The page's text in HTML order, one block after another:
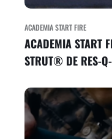
ACADEMIA START FIRE
ACADEMIA START
STRUT® DE RES-